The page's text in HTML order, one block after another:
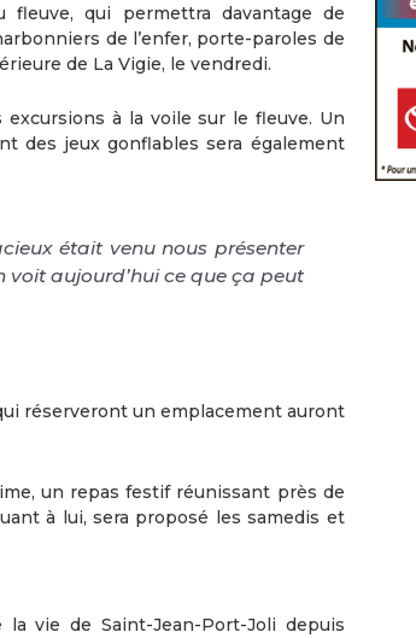
fleuve, qui permettra davantage de
de l’enfer, porte-paroles de
de La Vigie, le vendredi.
excursions à la voile sur le fleuve. Un
des jeux gonflables sera également
était venu nous présenter
aujourd’hui ce que ça peut
réserveront un emplacement auront
un repas festif réunissant près de
à lui, sera proposé les samedis et
vie de Saint-Jean-Port-Joli depuis